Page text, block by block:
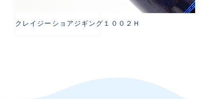
クレイジーショアジギング１００２Ｈ